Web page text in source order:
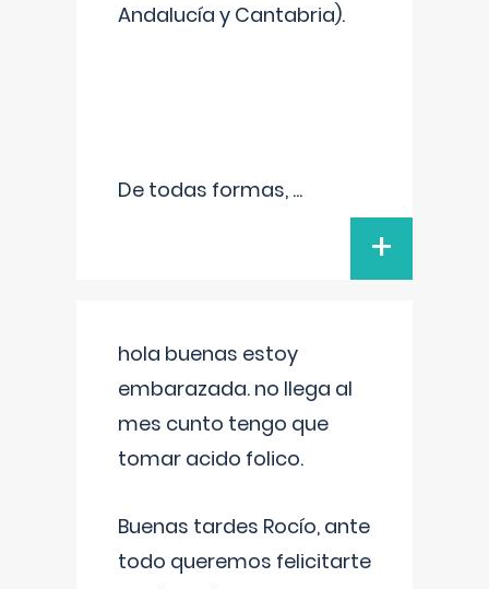
Andalucía y Cantabria).
De todas formas, ...
+
hola buenas estoy
embarazada. no llega al
mes cunto tengo que
tomar acido folico.
Buenas tardes Rocío, ante
todo queremos felicitarte